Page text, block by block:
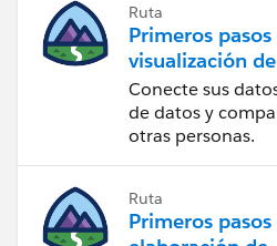
Ruta
Primeros
visualización
Tableau
Conecte sus
de datos y
otras personas.
Ruta
Primeros